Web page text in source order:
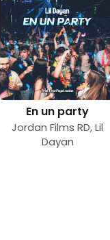
En un party
Jordan Films RD,Lil
Dayan